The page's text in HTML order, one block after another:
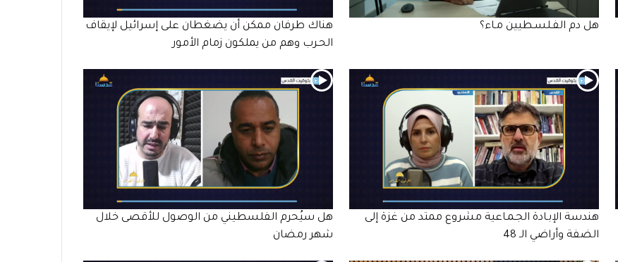
هل دم الفـلسـطيين مـاء؟
هناك طرفان ممكن أن يضغطان على إسرائيل لإيقاف
الحـرب وهم من يملكون زمام الأمور
هندسة الإبـادة الجـمـاعية مشروع ممتد من غزة إلى
الضفة وأراضي الـ 48
هل سيُحرم الفلسطيني من الوصول للأقصى خلال
شهر رمضان